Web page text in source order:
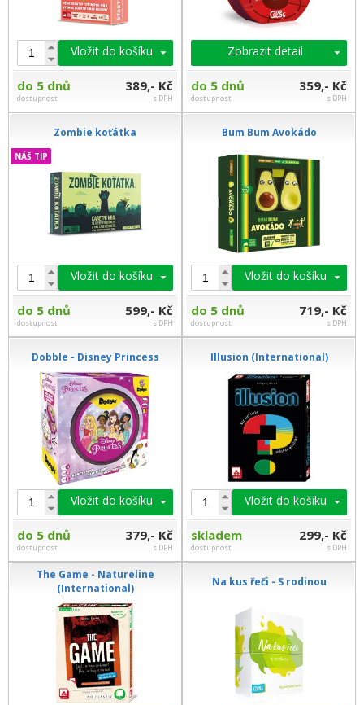
Vložit do košíku
do 5 dnů
dostupnost
389,- Kč
s DPH
Zobrazit detail
do 5 dnů
dostupnost
359,- Kč
s DPH
Zombie koťátka
NÁŠ TIP
Vložit do košíku
do 5 dnů
dostupnost
599,- Kč
s DPH
Bum Bum Avokádo
Vložit do košíku
do 5 dnů
dostupnost
719,- Kč
s DPH
Dobble - Disney Princess
Vložit do košíku
do 5 dnů
dostupnost
379,- Kč
s DPH
Illusion (International)
Vložit do košíku
skladem
dostupnost
299,- Kč
s DPH
The Game - Natureline
(International)
Na kus řeči - S rodinou